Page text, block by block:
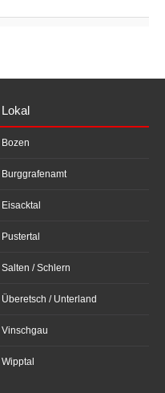
Lokal
Bozen
Burggrafenamt
Eisacktal
Pustertal
Salten / Schlern
Überetsch / Unterland
Vinschgau
Wipptal